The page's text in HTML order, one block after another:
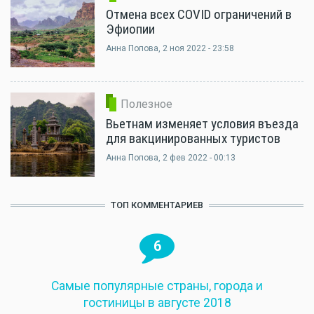
Отмена всех COVID ограничений в
Эфиопии
Анна Попова, 2 ноя 2022 - 23:58
Полезное
Вьетнам изменяет условия въезда
для вакцинированных туристов
Анна Попова, 2 фев 2022 - 00:13
ТОП КОММЕНТАРИЕВ
6
Самые популярные страны, города и
гостиницы в августе 2018